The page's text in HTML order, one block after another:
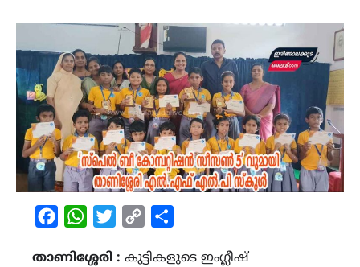
FacebookWhatsAppTwitterCopy
താണിശ്ശേരി : കുട്ടികളുടെ ഇംഗ്ലീഷ്